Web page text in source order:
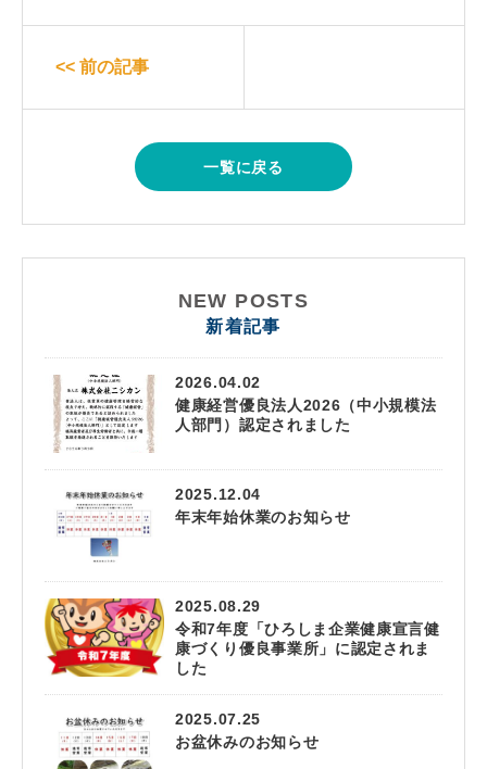
<< 前の記事
一覧に戻る
NEW POSTS
新着記事
2026.04.02
健康経営優良法人2026（中小規模法
人部門）認定されました
2025.12.04
年末年始休業のお知らせ
2025.08.29
令和7年度「ひろしま企業健康宣言健
康づくり優良事業所」に認定されま
した
2025.07.25
お盆休みのお知らせ